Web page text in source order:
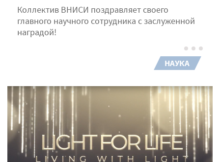
Коллектив ВНИСИ поздравляет своего
главного научного сотрудника с заслуженной
наградой!
НАУКА